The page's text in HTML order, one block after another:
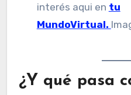
interés aqui en tu
MundoVirtual.
¿Y qué pasa